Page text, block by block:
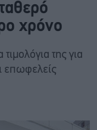
χρόνο
της για
επωφελείς